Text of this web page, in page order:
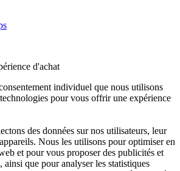
d'achat
individuel que nous utilisons
pour vous offrir une expérience
des données sur nos utilisateurs, leur
Nous les utilisons pour optimiser en
et pour vous proposer des publicités et
ainsi que pour analyser les statistiques